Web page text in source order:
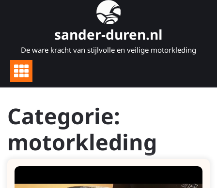
sander-duren.nl
De ware kracht van stijlvolle en veilige motorkleding
Categorie:
motorkleding